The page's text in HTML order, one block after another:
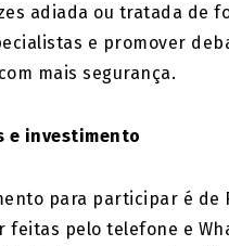
adiada ou tratada de
e promover
mais segurança.
e investimento
para participar é de
feitas pelo telefone e